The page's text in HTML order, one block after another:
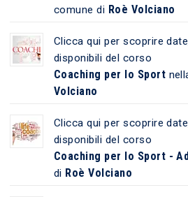
comune di Roè Volciano
Clicca qui per scoprire
disponibili del corso
Coaching per lo Sport
Volciano
Clicca qui per scoprire
disponibili del corso
Coaching per lo Sport -
di Roè Volciano